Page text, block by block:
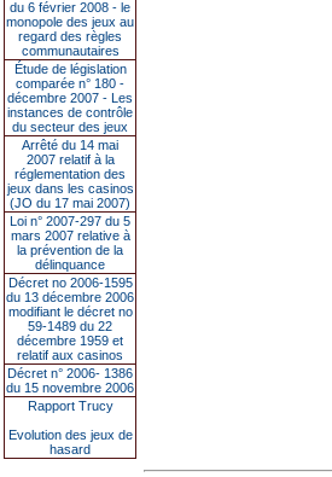
du 6 février 2008 - le
monopole des jeux au
regard des règles
communautaires
Étude de législation
comparée n° 180 -
décembre 2007 - Les
instances de contrôle
du secteur des jeux
Arrêté du 14 mai
2007 relatif à la
réglementation des
jeux dans les casinos
(JO du 17 mai 2007)
Loi n° 2007-297 du 5
mars 2007 relative à
la prévention de la
délinquance
Décret no 2006-1595
du 13 décembre 2006
modifiant le décret no
59-1489 du 22
décembre 1959 et
relatif aux casinos
Décret n° 2006- 1386
du 15 novembre 2006
Rapport Trucy
Evolution des jeux de
hasard